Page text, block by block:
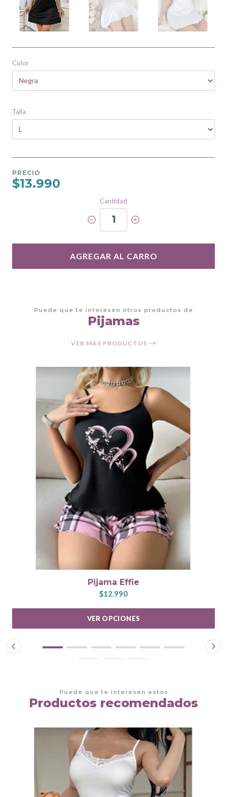
Color
Talla
PRECIO
$13.990
Cantidad
1
AGREGAR AL CARRO
Puede que te interesen otros productos de
Pijamas
VER MÁS PRODUCTOS
Pijama Effie
$12.990
VER OPCIONES
Puede que te interesen estos
Productos recomendados